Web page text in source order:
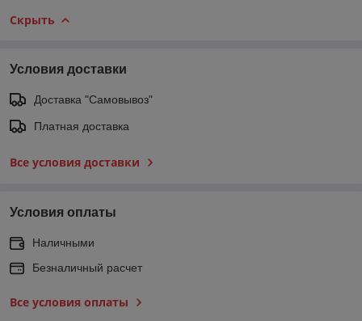
Скрыть
Условия доставки
Доставка "Самовывоз"
Платная доставка
Все условия доставки
Условия оплаты
Наличными
Безналичный расчет
Все условия оплаты